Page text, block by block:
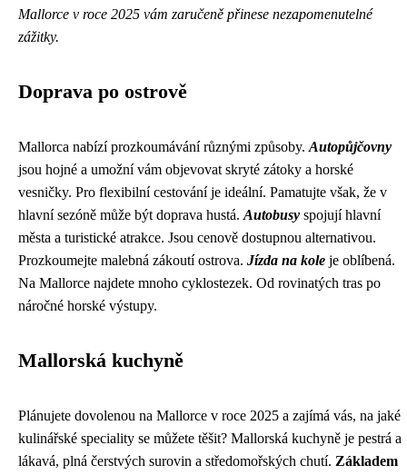
Mallorce v roce 2025 vám zaručeně přinese nezapomenutelné
zážitky.
Doprava po ostrově
Mallorca nabízí prozkoumávání různými způsoby. Autopůjčovny
jsou hojné a umožní vám objevovat skryté zátoky a horské
vesničky. Pro flexibilní cestování je ideální. Pamatujte však, že v
hlavní sezóně může být doprava hustá. Autobusy spojují hlavní
města a turistické atrakce. Jsou cenově dostupnou alternativou.
Prozkoumejte malebná zákoutí ostrova. Jízda na kole je oblíbená.
Na Mallorce najdete mnoho cyklostezek. Od rovinatých tras po
náročné horské výstupy.
Mallorská kuchyně
Plánujete dovolenou na Mallorce v roce 2025 a zajímá vás, na jaké
kulinářské speciality se můžete těšit? Mallorská kuchyně je pestrá a
lákavá, plná čerstvých surovin a středomořských chutí. Základem